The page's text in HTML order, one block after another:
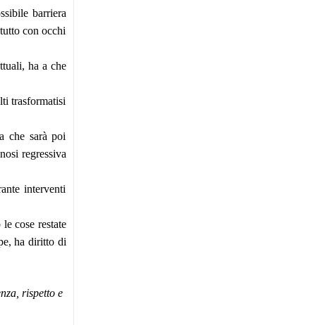
barriera
con occhi
ha a che
trasformatisi
che sarà poi
regressiva
interventi
cose restate
ha diritto di
rispetto e